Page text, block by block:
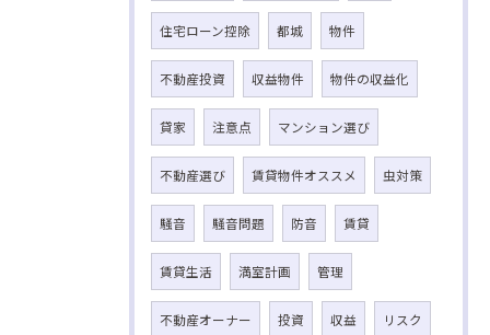
住宅ローン控除 都城 物件
不動産投資 収益物件 物件の収益化
貸家 注意点 マンション選び
不動産選び 賃貸物件オススメ 虫対策
騒音 騒音問題 防音 賃貸
賃貸生活 満室計画 管理
不動産オーナー 投資 収益 リスク